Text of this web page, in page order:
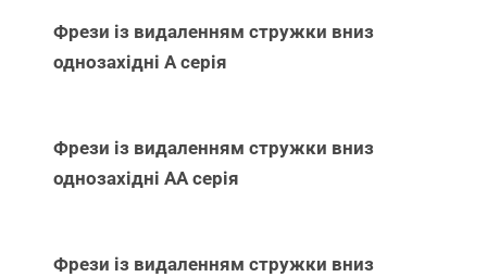
Фрези із видаленням стружки вниз
однозахідні А серія
Фрези із видаленням стружки вниз
однозахідні АА серія
Фрези із видаленням стружки вниз